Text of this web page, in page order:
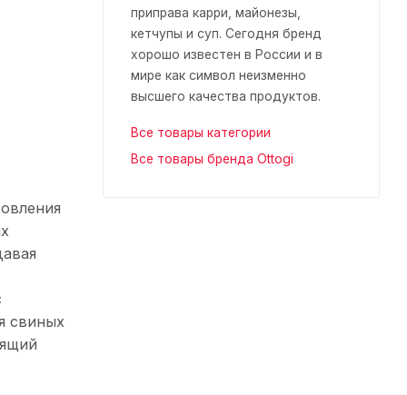
свиных
приправа карри, майонезы,
кетчупы и суп. Сегодня бренд
хорошо известен в России и в
мире как символ неизменно
высшего качества продуктов.
Все товары категории
Все товары бренда Ottogi